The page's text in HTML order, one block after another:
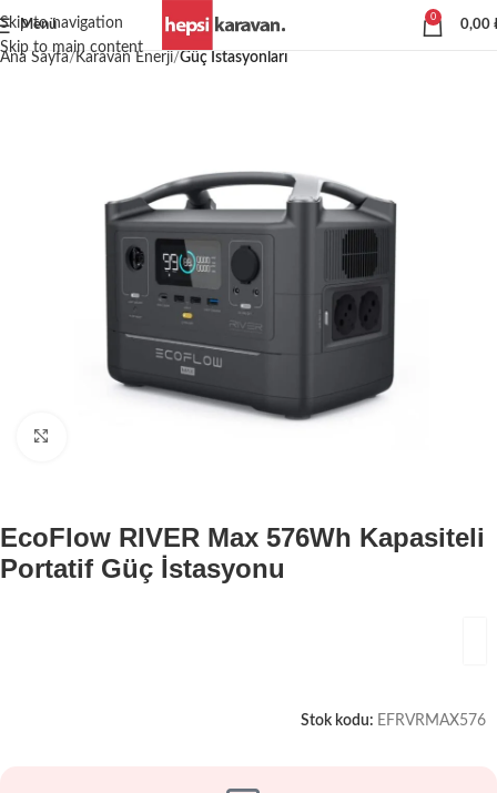
Skip to navigation
Skip to main content
Menü
0
0,00
Ana Sayfa Karavan Enerji Güç İstasyonları
EcoFlow RIVER Max 576Wh Kapasiteli
Portatif Güç İstasyonu
Stok kodu: EFRVRMAX576